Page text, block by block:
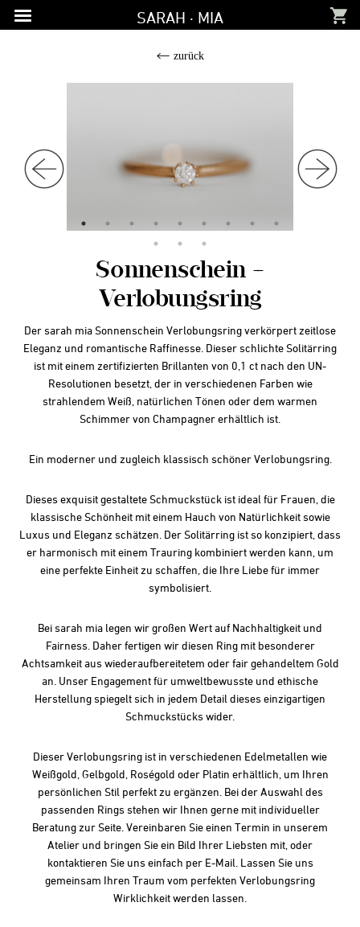
Zur
Hauptnavigation
Zum
Inhalt
Zur
Fußzeile
SARAH · MIA
zurück
Sonnenschein –
Verlobungsring
Der sarah mia Sonnenschein Verlobungsring verkörpert zeitlose
Eleganz und romantische Raffinesse. Dieser schlichte Solitärring
ist mit einem zertifizierten Brillanten von 0,1 ct nach den UN-
Resolutionen besetzt, der in verschiedenen Farben wie
strahlendem Weiß, natürlichen Tönen oder dem warmen
Schimmer von Champagner erhältlich ist.
Ein moderner und zugleich klassisch schöner Verlobungsring.
Dieses exquisit gestaltete Schmuckstück ist ideal für Frauen, die
klassische Schönheit mit einem Hauch von Natürlichkeit sowie
Luxus und Eleganz schätzen. Der Solitärring ist so konzipiert, dass
er harmonisch mit einem Trauring kombiniert werden kann, um
eine perfekte Einheit zu schaffen, die Ihre Liebe für immer
symbolisiert.
Bei sarah mia legen wir großen Wert auf Nachhaltigkeit und
Fairness. Daher fertigen wir diesen Ring mit besonderer
Achtsamkeit aus wiederaufbereitetem oder fair gehandeltem Gold
an. Unser Engagement für umweltbewusste und ethische
Herstellung spiegelt sich in jedem Detail dieses einzigartigen
Schmuckstücks wider.
Dieser Verlobungsring ist in verschiedenen Edelmetallen wie
Weißgold, Gelbgold, Roségold oder Platin erhältlich, um Ihren
persönlichen Stil perfekt zu ergänzen. Bei der Auswahl des
passenden Rings stehen wir Ihnen gerne mit individueller
Beratung zur Seite. Vereinbaren Sie einen Termin in unserem
Atelier und bringen Sie ein Bild Ihrer Liebsten mit, oder
kontaktieren Sie uns einfach per E-Mail. Lassen Sie uns
gemeinsam Ihren Traum vom perfekten Verlobungsring
Wirklichkeit werden lassen.